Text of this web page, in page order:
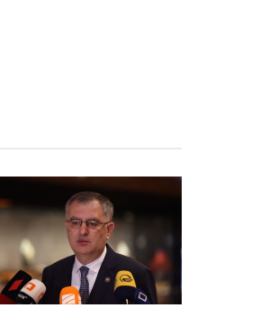
ომსა და მშვიდობაზე,
აზიანებდა და
რომელიც დღეს
მის პატრონებს მთავარ
2012 წლებში აცხადებდა